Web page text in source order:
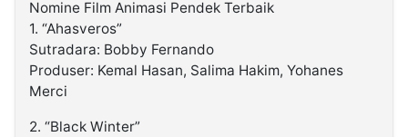
Nomine Film Animasi Pendek Terbaik
1. “Ahasveros”
Sutradara: Bobby Fernando
Produser: Kemal Hasan, Salima Hakim, Yohanes
Merci
2. “Black Winter”